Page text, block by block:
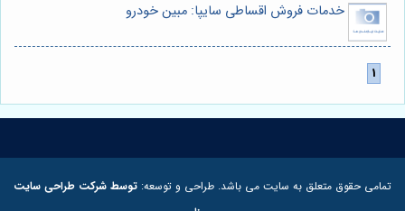
خدمات فروش اقساطی سایپا: مبین خودرو
تمامی حقوق متعلق به سایت می باشد. طراحی و توسعه: توسط شرکت طراحی سایت